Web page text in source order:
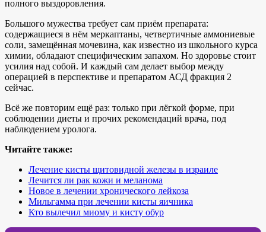
полного выздоровления.
Большого мужества требует сам приём препарата:
содержащиеся в нём меркаптаны, четвертичные аммониевые
соли, замещённая мочевина, как известно из школьного курса
химии, обладают специфическим запахом. Но здоровье стоит
усилия над собой. И каждый сам делает выбор между
операцией в перспективе и препаратом АСД фракция 2
сейчас.
Всё же повторим ещё раз: только при лёгкой форме, при
соблюдении диеты и прочих рекомендаций врача, под
наблюдением уролога.
Читайте также:
Лечение кисты щитовидной железы в израиле
Лечится ли рак кожи и меланома
Новое в лечении хронического лейкоза
Мильгамма при лечении кисты яичника
Кто вылечил миому и кисту обур